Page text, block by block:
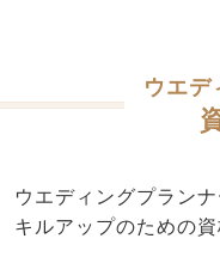
ウエデ
ウエディングプラン
キルアップのための資